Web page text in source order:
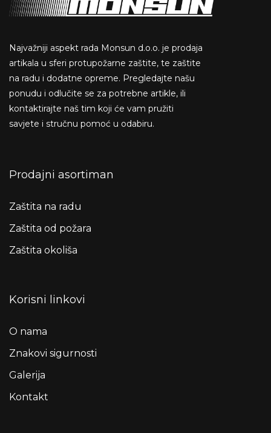
Najvažniji aspekt rada Monsun d.o.o. je prodaja
artikala u sferi protupožarne zaštite, te zaštite
na radu i dodatne opreme. Pregledajte našu
ponudu i odlučite se za potrebne artikle, ili
kontaktirajte naš tim koji će vam pružiti
savjete i stručnu pomoć u odabiru.
Prodajni asortiman
Zaštita na radu
Zaštita od požara
Zaštita okoliša
Korisni linkovi
O nama
Znakovi sigurnosti
Galerija
Kontakt